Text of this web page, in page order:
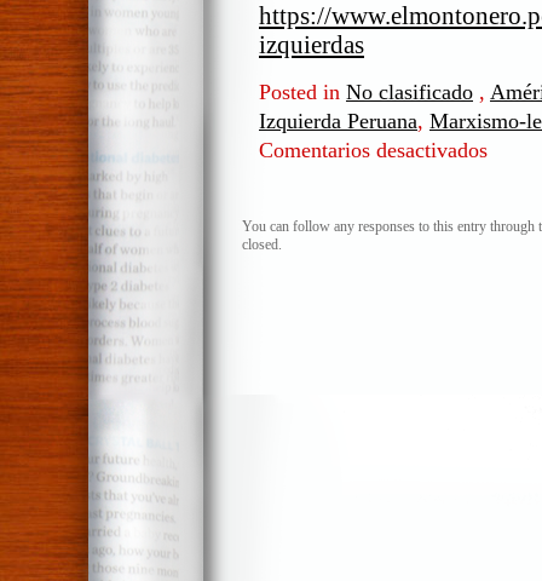
https://
izquierdas
Posted in No clasificado ,
Izquierda Peruana, Marxismo-
Comentarios desactivados
general
You can follow any responses to this entry through
closed.